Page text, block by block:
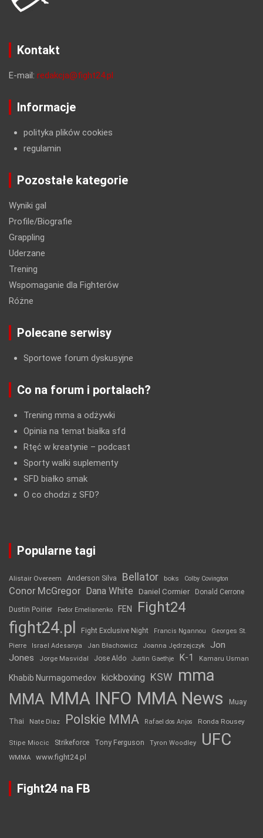
Kontakt
E-mail: redakcja@fight24.pl
Informacje
polityka plików cookies
regulamin
Pozostałe kategorie
Wyniki gal
Profile/Biografie
Grappling
Uderzane
Trening
Wspomaganie dla Fighterów
Różne
Polecane serwisy
Sportowe forum dyskusyjne
Co na forum i portalach?
Trening mma a odżywki
Opinia na temat białka sfd
Rtęć w kreatynie – podcast
Sporty walki suplementy
SFD białko smak
O co chodzi z SFD?
Popularne tagi
Alistair Overeem Anderson Silva Bellator boks Colby Covington
Conor McGregor Dana White Daniel Cormier Donald Cerrone
Dustin Poirier Fedor Emelianenko FEN Fight24
fight24.pl Fight Exclusive Night Francis Ngannou
Georges St.
Pierre
Israel Adesanya Jan Błachowicz Joanna Jędrzejczyk
Jon
Jones
Jorge Masvidal Jose Aldo Justin Gaethje K-1 Kamaru Usman
Khabib Nurmagomedov kickboxing KSW mma
MMA MMA INFO MMA News Muay
Thai Nate Diaz Polskie MMA Rafael dos Anjos Ronda Rousey
Stipe Miocic Strikeforce Tony Ferguson Tyron Woodley UFC
WMMA www.fight24.pl
Fight24 na FB